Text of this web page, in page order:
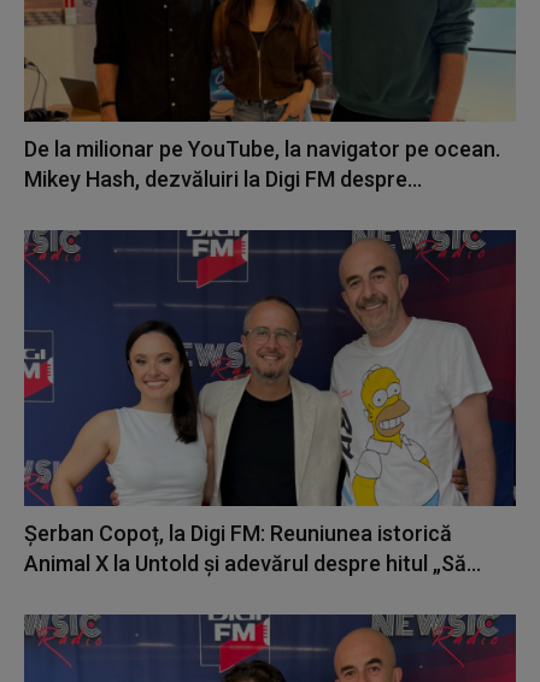
De la milionar pe YouTube, la navigator pe ocean.
Mikey Hash, dezvăluiri la Digi FM despre...
Șerban Copoț, la Digi FM: Reuniunea istorică
Animal X la Untold și adevărul despre hitul „Să...